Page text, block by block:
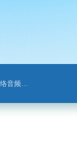
班班通